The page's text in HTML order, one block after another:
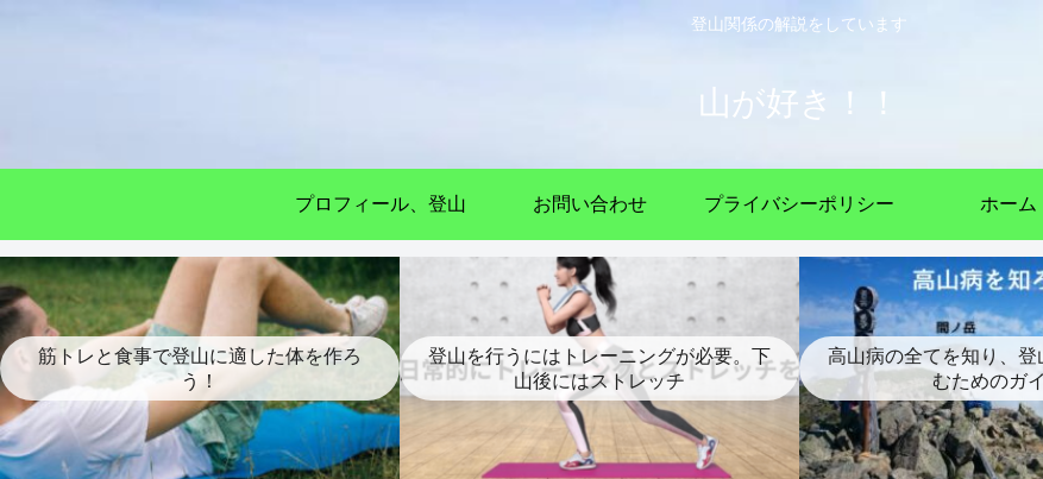
登山関係の解説をしています
山が好き！！
プロフィール、登山 お問い合わせ プライバシーポリシー ホーム
筋トレと食事で登山に適した体を作ろ
う！
登山を行うにはトレーニングが必要。下
山後にはストレッチ
高山病の全てを知り、登
むためのガ